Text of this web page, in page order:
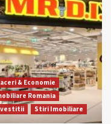
& Economie
Romania
Stiri Imobiliare